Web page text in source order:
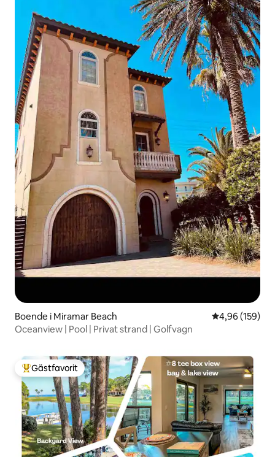
Boende i Miramar Beach 4,96 av 5 i
4,96 (159)
Oceanview | Pool | Privat strand | Golfvagn
Populär gästfavorit
Gästfavorit